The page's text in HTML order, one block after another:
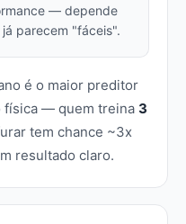
— depende
parecem "fáceis".
é o maior preditor
física — quem treina 3
tem chance ~3x
resultado claro.